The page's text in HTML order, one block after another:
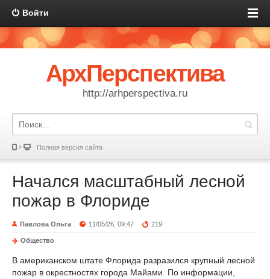
Войти
АрхПерспектива
http://arhperspectiva.ru
Полная версия сайта
Начался масштабный лесной
пожар в Флориде
Павлова Ольга 11/05/26, 09:47 219
Общество
В американском штате Флорида разразился крупный лесной
пожар в окрестностях города Майами. По информации,